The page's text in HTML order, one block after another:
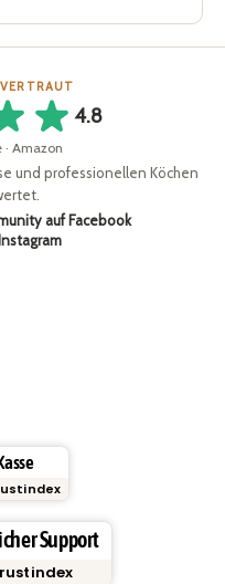
4.8
· Amazon
und professionellen Köchen
auf Facebook
Support